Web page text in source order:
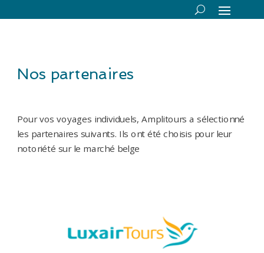
Nos partenaires
Pour vos voyages individuels, Amplitours a sélectionné
les partenaires suivants. Ils ont été choisis pour leur
notoriété sur le marché belge